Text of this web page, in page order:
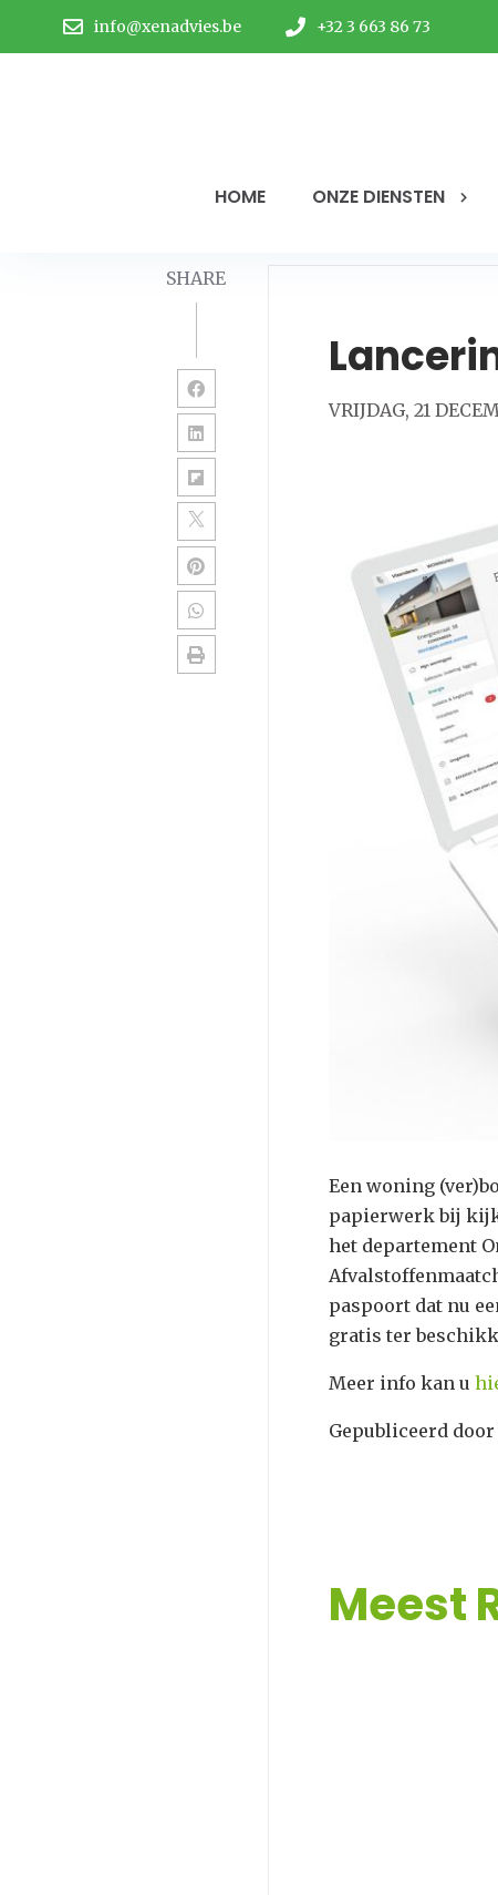
info@xenadvies.be +32 3 663 86 73
HOME ONZE DIENSTEN
SHARE
VRIJDAG, 21
Een woning
papierwerk bij
het departement
paspoort dat nu
gratis ter
Meer info kan u
Gepubliceerd
Meest